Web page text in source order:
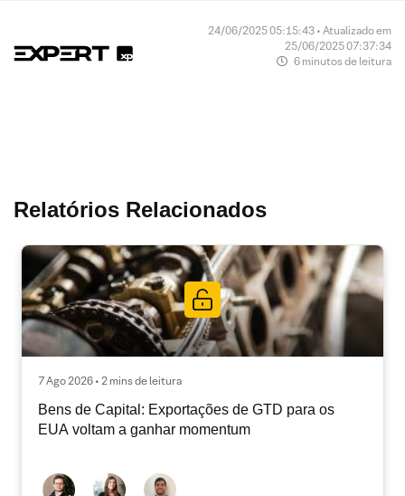
24/06/2025 05:15:43 • Atualizado em
25/06/2025 07:37:34
6 minutos de leitura
Relatórios Relacionados
7 Ago 2026 • 2 mins de leitura
Bens de Capital: Exportações de GTD para os
EUA voltam a ganhar momentum